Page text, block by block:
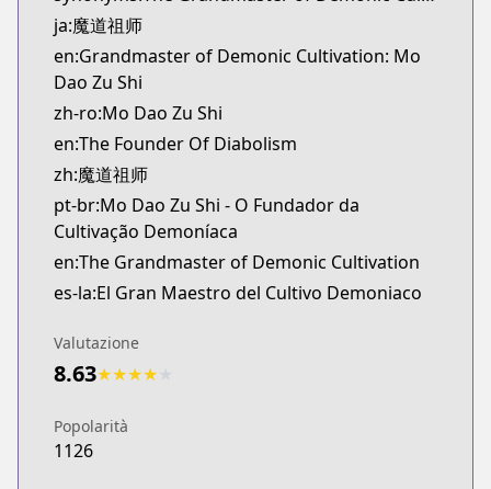
novelUpdates
https://www.novelupdates.com/series/the-
Official English
Official English
https://sevenseasentertainment.com/series/
ja:魔道祖师
en:Grandmaster of Demonic Cultivation: Mo
Dao Zu Shi
zh-ro:Mo Dao Zu Shi
en:The Founder Of Diabolism
zh:魔道祖师
pt-br:Mo Dao Zu Shi - O Fundador da
Cultivação Demoníaca
en:The Grandmaster of Demonic Cultivation
es-la:El Gran Maestro del Cultivo Demoniaco
Valutazione
8.63★★★★
Popolarità
1126